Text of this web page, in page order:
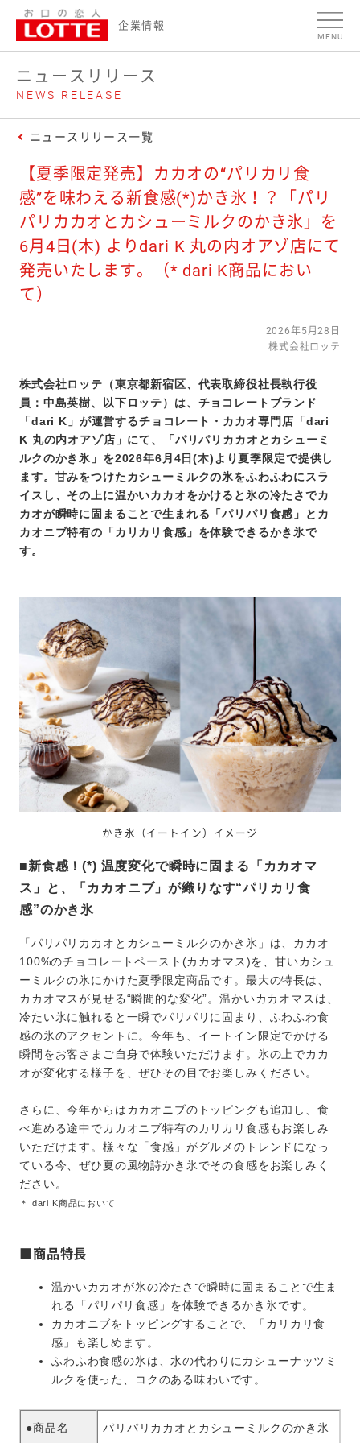
企業情報
MENU
ニュースリリース
NEWS RELEASE
ニュースリリース一覧
【夏季限定発売】カカオの“パリカリ食
感”を味わえる新食感(*)かき氷！？「パリ
パリカカオとカシューミルクのかき氷」を
6月4日(木) よりdari K 丸の内オアゾ店にて
発売いたします。（* dari K商品におい
て）
2026年5月28日
株式会社ロッテ
株式会社ロッテ（東京都新宿区、代表取締役社長執行役
員：中島英樹、以下ロッテ）は、チョコレートブランド
「dari K」が運営するチョコレート・カカオ専門店「dari
K 丸の内オアゾ店」にて、「パリパリカカオとカシューミ
ルクのかき氷」を2026年6月4日(木)より夏季限定で提供し
ます。甘みをつけたカシューミルクの氷をふわふわにスラ
イスし、その上に温かいカカオをかけると氷の冷たさでカ
カオが瞬時に固まることで生まれる「パリパリ食感」とカ
カオニブ特有の「カリカリ食感」を体験できるかき氷で
す。
かき氷（イートイン）イメージ
■新食感！(*) 温度変化で瞬時に固まる「カカオマ
ス」と、「カカオニブ」が織りなす“パリカリ食
感”のかき氷
「パリパリカカオとカシューミルクのかき氷」は、カカオ
100%のチョコレートペースト(カカオマス)を、甘いカシュ
ーミルクの氷にかけた夏季限定商品です。最大の特長は、
カカオマスが見せる“瞬間的な変化”。温かいカカオマスは、
冷たい氷に触れると一瞬でパリパリに固まり、ふわふわ食
感の氷のアクセントに。今年も、イートイン限定でかける
瞬間をお客さまご自身で体験いただけます。氷の上でカカ
オが変化する様子を、ぜひその目でお楽しみください。
さらに、今年からはカカオニブのトッピングも追加し、食
べ進める途中でカカオニブ特有のカリカリ食感もお楽しみ
いただけます。様々な「食感」がグルメのトレンドになっ
ている今、ぜひ夏の風物詩かき氷でその食感をお楽しみく
ださい。
＊ dari K商品において
■商品特長
温かいカカオが氷の冷たさで瞬時に固まることで生ま
れる「パリパリ食感」を体験できるかき氷です。
カカオニブをトッピングすることで、「カリカリ食
感」も楽しめます。
ふわふわ食感の氷は、水の代わりにカシューナッツミ
ルクを使った、コクのある味わいです。
●商品名 パリパリカカオとカシューミルクのかき氷